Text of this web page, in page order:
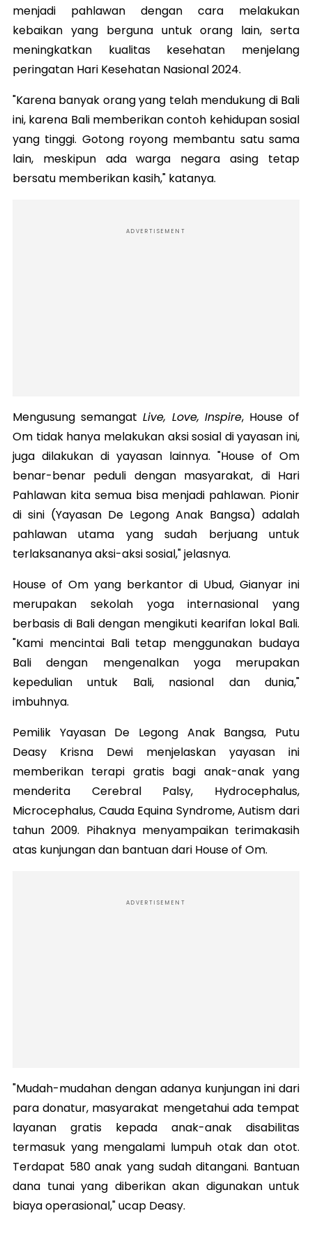
menjadi pahlawan dengan cara melakukan
kebaikan yang berguna untuk orang lain, serta
meningkatkan kualitas kesehatan menjelang
peringatan Hari Kesehatan Nasional 2024.
"Karena banyak orang yang telah mendukung di Bali
ini, karena Bali memberikan contoh kehidupan sosial
yang tinggi. Gotong royong membantu satu sama
lain, meskipun ada warga negara asing tetap
bersatu memberikan kasih," katanya.
ADVERTISEMENT
Mengusung semangat Live, Love, Inspire, House of
Om tidak hanya melakukan aksi sosial di yayasan ini,
juga dilakukan di yayasan lainnya. "House of Om
benar-benar peduli dengan masyarakat, di Hari
Pahlawan kita semua bisa menjadi pahlawan. Pionir
di sini (Yayasan De Legong Anak Bangsa) adalah
pahlawan utama yang sudah berjuang untuk
terlaksananya aksi-aksi sosial," jelasnya.
House of Om yang berkantor di Ubud, Gianyar ini
merupakan sekolah yoga internasional yang
berbasis di Bali dengan mengikuti kearifan lokal Bali.
"Kami mencintai Bali tetap menggunakan budaya
Bali dengan mengenalkan yoga merupakan
kepedulian untuk Bali, nasional dan dunia,"
imbuhnya.
Pemilik Yayasan De Legong Anak Bangsa, Putu
Deasy Krisna Dewi menjelaskan yayasan ini
memberikan terapi gratis bagi anak-anak yang
menderita Cerebral Palsy, Hydrocephalus,
Microcephalus, Cauda Equina Syndrome, Autism dari
tahun 2009. Pihaknya menyampaikan terimakasih
atas kunjungan dan bantuan dari House of Om.
ADVERTISEMENT
"Mudah-mudahan dengan adanya kunjungan ini dari
para donatur, masyarakat mengetahui ada tempat
layanan gratis kepada anak-anak disabilitas
termasuk yang mengalami lumpuh otak dan otot.
Terdapat 580 anak yang sudah ditangani. Bantuan
dana tunai yang diberikan akan digunakan untuk
biaya operasional," ucap Deasy.